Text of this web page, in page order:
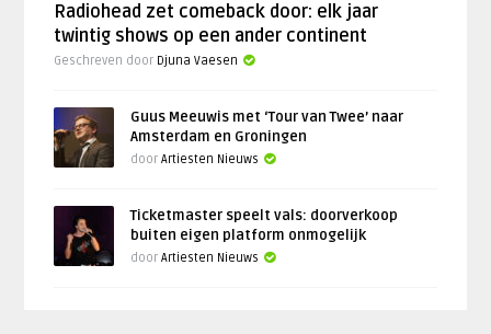
Radiohead zet comeback door: elk jaar
twintig shows op een ander continent
Geschreven door Djuna Vaesen
Guus Meeuwis met ‘Tour van Twee’ naar
Amsterdam en Groningen
doorArtiesten Nieuws
Ticketmaster speelt vals: doorverkoop
buiten eigen platform onmogelijk
doorArtiesten Nieuws